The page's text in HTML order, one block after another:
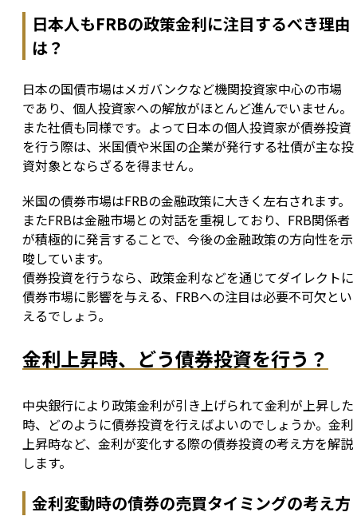
日本人もFRBの政策金利に注目するべき理由
は？
日本の国債市場はメガバンクなど機関投資家中心の市場
であり、個人投資家への解放がほとんど進んでいません。
また社債も同様です。よって日本の個人投資家が債券投資
を行う際は、米国債や米国の企業が発行する社債が主な投
資対象とならざるを得ません。
米国の債券市場はFRBの金融政策に大きく左右されます。
またFRBは金融市場との対話を重視しており、FRB関係者
が積極的に発言することで、今後の金融政策の方向性を示
唆しています。
債券投資を行うなら、政策金利などを通じてダイレクトに
債券市場に影響を与える、FRBへの注目は必要不可欠とい
えるでしょう。
金利上昇時、どう債券投資を行う？
中央銀行により政策金利が引き上げられて金利が上昇した
時、どのように債券投資を行えばよいのでしょうか。金利
上昇時など、金利が変化する際の債券投資の考え方を解説
します。
金利変動時の債券の売買タイミングの考え方